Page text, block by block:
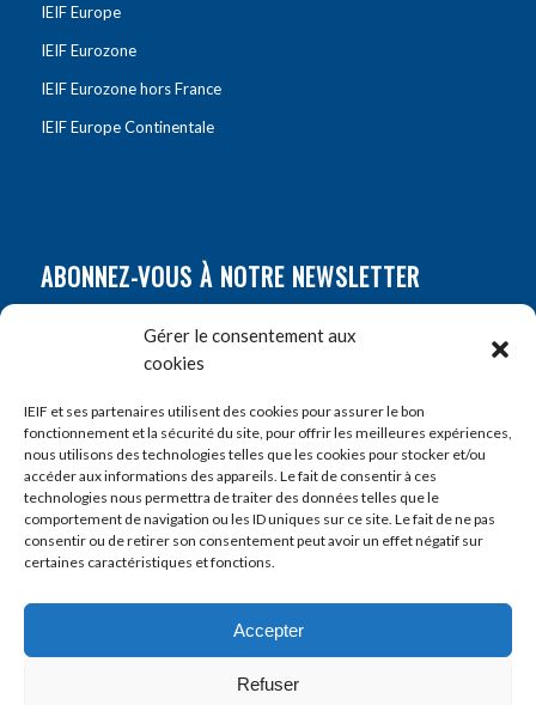
Gérer le consentement aux
cookies
IEIF et ses partenaires utilisent des cookies pour assurer le bon
fonctionnement et la sécurité du site, pour offrir les meilleures expériences,
nous utilisons des technologies telles que les cookies pour stocker et/ou
accéder aux informations des appareils. Le fait de consentir à ces
technologies nous permettra de traiter des données telles que le
comportement de navigation ou les ID uniques sur ce site. Le fait de ne pas
consentir ou de retirer son consentement peut avoir un effet négatif sur
certaines caractéristiques et fonctions.
Accepter
Refuser
IEIF Europe
IEIF Eurozone
IEIF Eurozone hors France
IEIF Europe Continentale
ABONNEZ-VOUS À NOTRE NEWSLETTER
Prénom*
E-mail*